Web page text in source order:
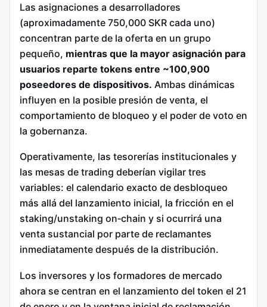
Las asignaciones a desarrolladores
(aproximadamente 750,000 SKR cada uno)
concentran parte de la oferta en un grupo
pequeño, mientras que la mayor asignación para
usuarios reparte tokens entre ~100,900
poseedores de dispositivos. Ambas dinámicas
influyen en la posible presión de venta, el
comportamiento de bloqueo y el poder de voto en
la gobernanza.
Operativamente, las tesorerías institucionales y
las mesas de trading deberían vigilar tres
variables: el calendario exacto de desbloqueo
más allá del lanzamiento inicial, la fricción en el
staking/unstaking on‑chain y si ocurrirá una
venta sustancial por parte de reclamantes
inmediatamente después de la distribución.
Los inversores y los formadores de mercado
ahora se centran en el lanzamiento del token el 21